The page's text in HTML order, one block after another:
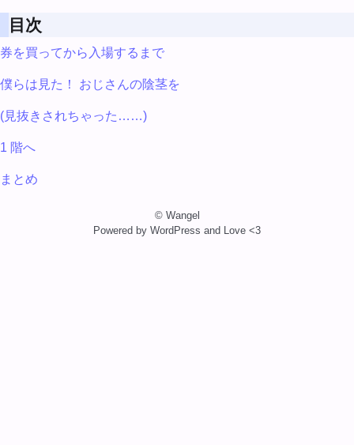
目次
券を買ってから入場するまで
僕らは見た！ おじさんの陰茎を
(見抜きされちゃった……)
1 階へ
まとめ
© Wangel
Powered by WordPress and Love <3